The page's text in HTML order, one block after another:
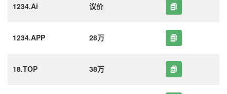
1234.Ai 议价
1234.APP 28万
18.TOP 38万